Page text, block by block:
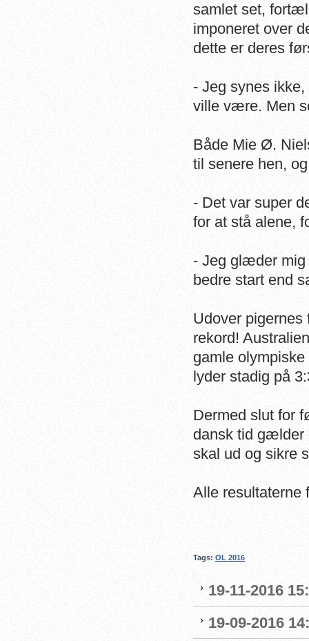
samlet set,
imponeret over
dette er deres
- Jeg synes
ville være. Men
Både Mie Ø.
til senere hen,
- Det var super
for at stå alene,
- Jeg glæder
bedre start end
Udover
rekord!
gamle
lyder stadig på
Dermed slut for
dansk tid gælder
skal ud og sikre
Alle resultaterne
Tags: OL 2016
19-11-2016
19-09-2016